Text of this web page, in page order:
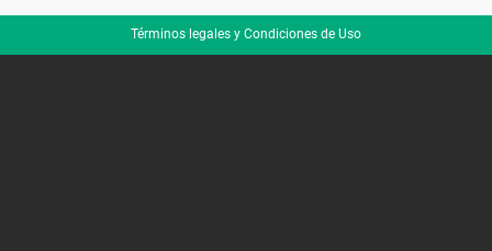
Términos legales y Condiciones de Uso